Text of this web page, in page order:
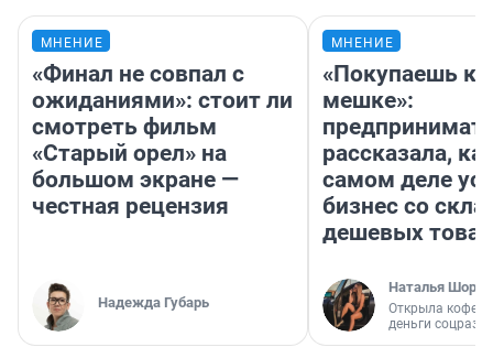
МНЕНИЕ
«Финал не совпал с
ожиданиями»: стоит ли
смотреть фильм
«Старый орел» на
большом экране —
честная рецензия
Надежда Губарь
МНЕНИЕ
«Покупаешь
мешке»:
рассказала,
самом деле
бизнес со
дешевых
Наталья
Открыла
деньги